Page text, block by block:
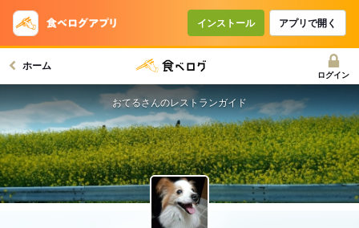
インストール アプリで開く
ホーム
ログイン
おてるさんのレストランガイド